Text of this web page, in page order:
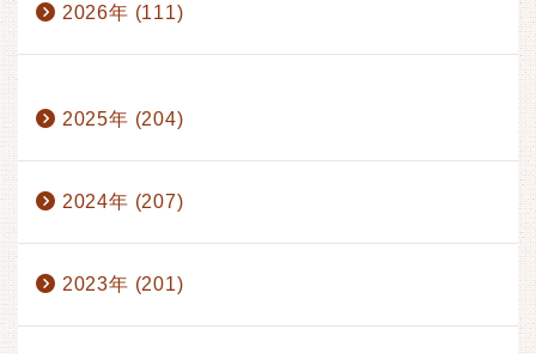
2026年 (111)
2025年 (204)
2024年 (207)
2023年 (201)